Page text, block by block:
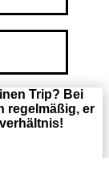
Trip? Bei
regelmäßig, er